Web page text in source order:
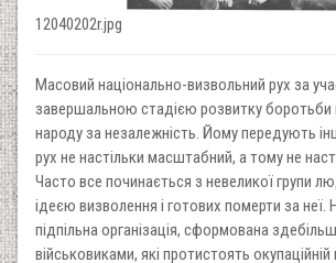
12040202r.jpg
Масовий національно-визвольний рух за
завершальною стадією розвитку боротьби
народу за незалежність. Йому передують
рух не настільки масштабний, а тому не
Часто все починається з невеликої групи
ідеєю визволення і готових померти за неї.
підпільна організація, сформована
військовиками, які протистоять окупаційній